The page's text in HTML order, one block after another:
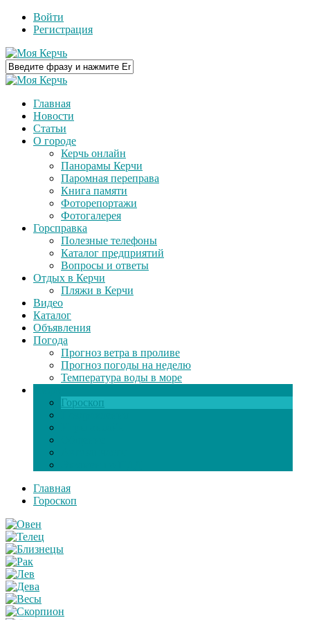
Войти
Регистрация
Главная
Новости
Статьи
О городе
Керчь онлайн
Панорамы Керчи
Паромная переправа
Книга памяти
Фоторепортажи
Фотогалерея
Горсправка
Полезные телефоны
Каталог предприятий
Вопросы и ответы
Отдых в Керчи
Пляжи в Керчи
Видео
Каталог
Объявления
Погода
Прогноз ветра в проливе
Прогноз погоды на неделю
Температура воды в море
Гороскоп
Главная
Гороскоп